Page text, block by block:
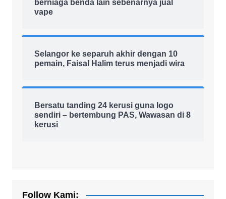
berniaga benda lain sebenarnya jual
vape
Selangor ke separuh akhir dengan 10
pemain, Faisal Halim terus menjadi wira
Bersatu tanding 24 kerusi guna logo
sendiri – bertembung PAS, Wawasan di 8
kerusi
Follow Kami: